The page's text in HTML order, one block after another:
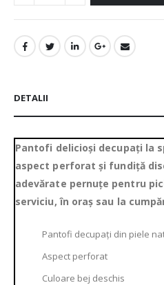
DETALII
Pantofi delicioși decupați la
aspect perforat și fundiță
adevărate pernuțe pentru
serviciu, în oraș sau la
Pantofi decupați din piele
Aspect perforat
Culoare bej deschis